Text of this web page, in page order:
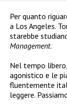
Per quanto
a Los Angeles.
starebbe
Management.
Nel tempo
agonistico e le
fluentemente
leggere.